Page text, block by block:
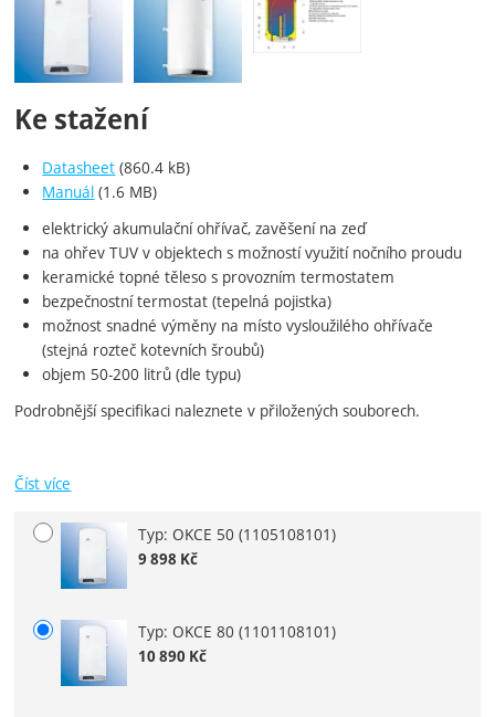
Ke stažení
Datasheet (860.4 kB)
Manuál (1.6 MB)
elektrický akumulační ohřívač, zavěšení na zeď
na ohřev TUV v objektech s možností využití nočního proudu
keramické topné těleso s provozním termostatem
bezpečnostní termostat (tepelná pojistka)
možnost snadné výměny na místo vysloužilého ohřívače
(stejná rozteč kotevních šroubů)
objem 50-200 litrů (dle typu)
Podrobnější specifikaci naleznete v přiložených souborech.
Číst více
Vyberte variantu
Typ: OKCE 50(1105108101)
9 898 Kč
Typ: OKCE 80(1101108101)
10 890 Kč